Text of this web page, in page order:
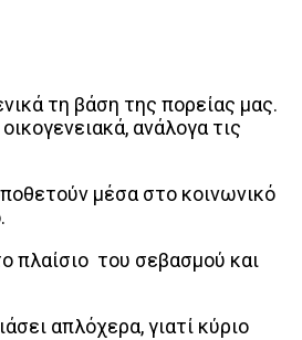
τη βάση της πορείας μας.
ανάλογα τις
μέσα στο κοινωνικό
πλαίσιο του σεβασμού και
απλόχερα, γιατί κύριο